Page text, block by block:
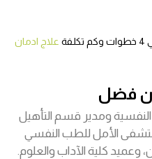
علاج ادمان
فضل
النفسية ومدير قسم التأهيل
الأمل للطب النفسي
وعميد كلية الآداب والعلوم.